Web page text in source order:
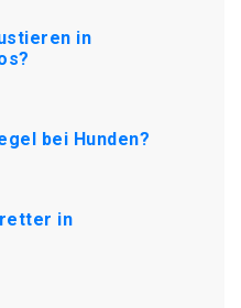
in
bei Hunden?
in